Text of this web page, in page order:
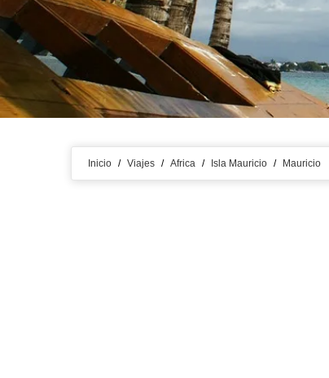
Inicio / Viajes / Africa / Isla Mauricio / Mauricio